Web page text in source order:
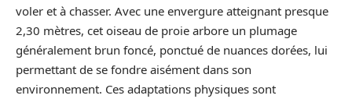
voler et à chasser. Avec une envergure atteignant presque
2,30 mètres, cet oiseau de proie arbore un plumage
généralement brun foncé, ponctué de nuances dorées, lui
permettant de se fondre aisément dans son
environnement. Ces adaptations physiques sont